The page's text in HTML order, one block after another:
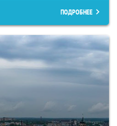
ПОДРОБНЕЕ